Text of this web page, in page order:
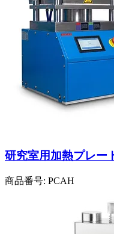
研究室用加熱プレー
商品番号: PCAH